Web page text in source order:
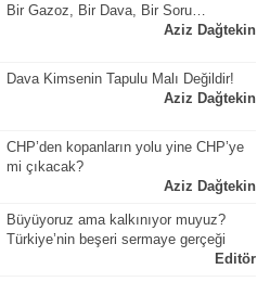
Bir Gazoz, Bir Dava, Bir Soru…
Aziz Dağtekin
Dava Kimsenin Tapulu Malı Değildir!
Aziz Dağtekin
CHP’den kopanların yolu yine CHP’ye
mi çıkacak?
Aziz Dağtekin
Büyüyoruz ama kalkınıyor muyuz?
Türkiye’nin beşeri sermaye gerçeği
Editör